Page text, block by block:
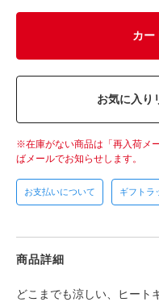
カー
お気に入り
在庫がない商品は「再入荷メ
ばメールでお知らせします。
お支払いについて ギフトラ
商品詳細
どこまでも涼しい、ヒート